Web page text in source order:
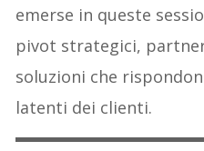
emerse in queste
pivot strategici,
soluzioni che
latenti dei clienti.